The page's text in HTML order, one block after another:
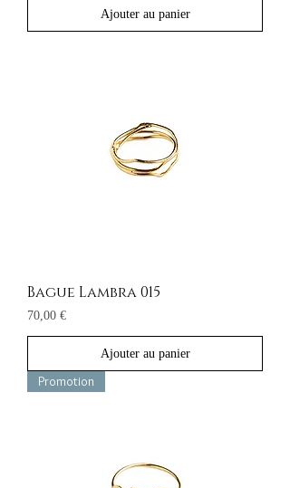
Ajouter au panier
Bague Lambra 015
Prix
70,00 €
Ajouter au panier
Promotion